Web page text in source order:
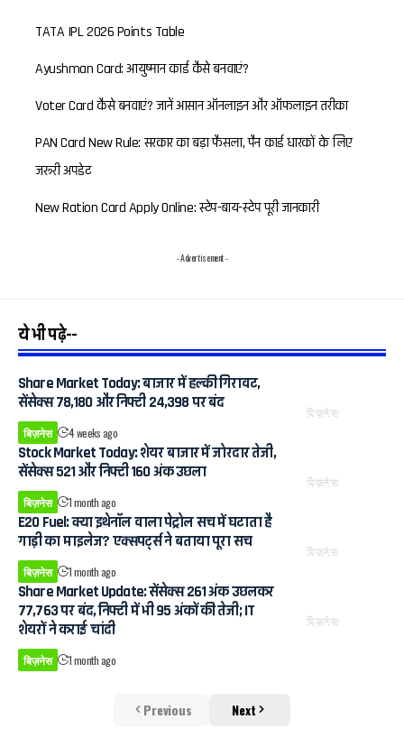
TATA IPL 2026 Points Table
Ayushman Card: आयुष्मान कार्ड कैसे बनवाएं?
Voter Card कैसे बनवाएं? जानें आसान ऑनलाइन और ऑफलाइन तरीका
PAN Card New Rule: सरकार का बड़ा फैसला, पैन कार्ड धारकों के लिए
जरूरी अपडेट
New Ration Card Apply Online: स्टेप-बाय-स्टेप पूरी जानकारी
- Advertisement -
ये भी पढ़े--
बिज़नेस
Share Market Today: बाजार में हल्की गिरावट,
सेंसेक्स 78,180 और निफ्टी 24,398 पर बंद
बिज़नेस 4 weeks ago
बिज़नेस
Stock Market Today: शेयर बाजार में जोरदार तेजी,
सेंसेक्स 521 और निफ्टी 160 अंक उछला
बिज़नेस 1 month ago
बिज़नेस
E20 Fuel: क्या इथेनॉल वाला पेट्रोल सच में घटाता है
गाड़ी का माइलेज? एक्सपर्ट्स ने बताया पूरा सच
बिज़नेस 1 month ago
बिज़नेस
Share Market Update: सेंसेक्स 261 अंक उछलकर
77,763 पर बंद, निफ्टी में भी 95 अंकों की तेजी; IT
शेयरों ने कराई चांदी
बिज़नेस 1 month ago
Previous Next